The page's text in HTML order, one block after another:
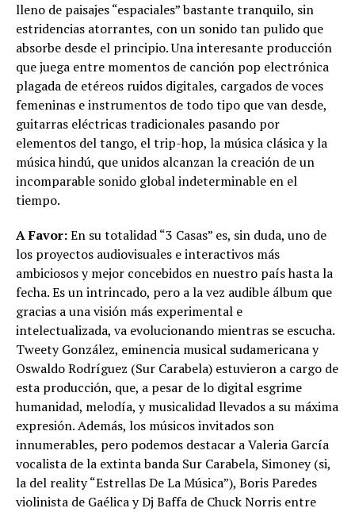
lleno de paisajes “espaciales” bastante tranquilo, sin
estridencias atorrantes, con un sonido tan pulido que
absorbe desde el principio. Una interesante producción
que juega entre momentos de canción pop electrónica
plagada de etéreos ruidos digitales, cargados de voces
femeninas e instrumentos de todo tipo que van desde,
guitarras eléctricas tradicionales pasando por
elementos del tango, el trip-hop, la música clásica y la
música hindú, que unidos alcanzan la creación de un
incomparable sonido global indeterminable en el
tiempo.
A Favor:En su totalidad “3 Casas” es, sin duda, uno de
los proyectos audiovisuales e interactivos más
ambiciosos y mejor concebidos en nuestro país hasta la
fecha. Es un intrincado, pero a la vez audible álbum que
gracias a una visión más experimental e
intelectualizada, va evolucionando mientras se escucha.
Tweety González, eminencia musical sudamericana y
Oswaldo Rodríguez (Sur Carabela) estuvieron a cargo de
esta producción, que, a pesar de lo digital esgrime
humanidad, melodía, y musicalidad llevados a su máxima
expresión. Además, los músicos invitados son
innumerables, pero podemos destacar a Valeria García
vocalista de la extinta banda Sur Carabela, Simoney (si,
la del reality “Estrellas De La Música”), Boris Paredes
violinista de Gaélica y Dj Baffa de Chuck Norris entre